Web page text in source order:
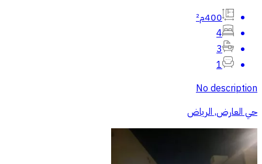
400م²
4
3
1
No description
حي العارض, الرياض